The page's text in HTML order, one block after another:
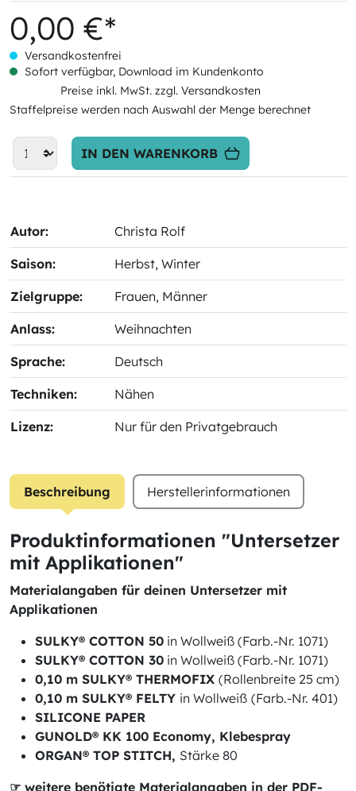
0,00 €*
Versandkostenfrei
Sofort verfügbar, Download im Kundenkonto
Preise inkl. MwSt. zzgl. Versandkosten
Staffelpreise werden nach Auswahl der Menge berechnet
IN DEN WARENKORB
Autor: Christa Rolf
Saison: Herbst, Winter
Zielgruppe: Frauen, Männer
Anlass: Weihnachten
Sprache: Deutsch
Techniken: Nähen
Lizenz: Nur für den Privatgebrauch
Beschreibung Herstellerinformationen
Produktinformationen "Untersetzer
mit Applikationen"
Materialangaben für deinen Untersetzer mit
Applikationen
SULKY® COTTON 50 in Wollweiß (Farb.-Nr. 1071)
SULKY® COTTON 30 in Wollweiß (Farb.-Nr. 1071)
0,10 m SULKY® THERMOFIX (Rollenbreite 25 cm)
0,10 m SULKY® FELTY in Wollweiß (Farb.-Nr. 401)
SILICONE PAPER
GUNOLD® KK 100 Economy, Klebespray
ORGAN® TOP STITCH, Stärke 80
☞ weitere benötigte Materialangaben in der PDF-